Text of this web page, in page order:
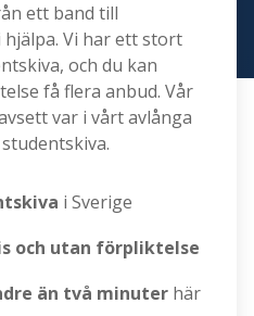
ett band till
hjälpa. Vi har ett stort
och du kan
få flera anbud. Vår
var i vårt avlånga
i Sverige
och utan förpliktelse
än två minuter här